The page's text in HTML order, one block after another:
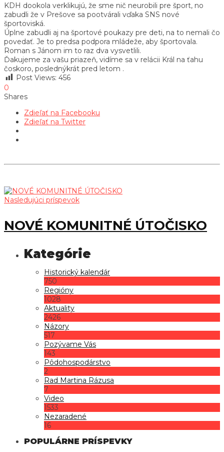
KDH dookola verklikujú, že sme nič neurobili pre šport, no
zabudli že v Prešove sa pootvárali vďaka SNS nové
športoviská.
Úplne zabudli aj na športové poukazy pre deti, na to nemali čo
povedať. Je to predsa podpora mládeže, aby športovala.
Roman s Jánom im to raz dva vysvetlili.
Ďakujeme za vašu priazeň, vidíme sa v relácii Král na ťahu
čoskoro, poslednýkrát pred letom .
Post Views: 456
0
Shares
Zdieľať na Facebooku
Zdieľať na Twitter
Nasledujúci príspevok
NOVÉ KOMUNITNÉ ÚTOČISKO
Historický kalendár
750
Regióny
1028
Aktuality
2426
Názory
517
Pozývame Vás
143
Pôdohospodárstvo
2
Rad Martina Rázusa
7
Video
1533
Nezaradené
16
POPULÁRNE PRÍSPEVKY